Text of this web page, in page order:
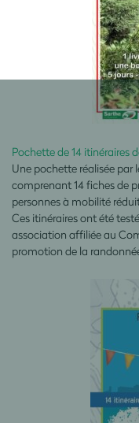
Pochette de 14 itinéraires
Une pochette réalisée
comprenant 14 fiches de
personnes à mobilité
Ces itinéraires ont été
association affiliée au
promotion de la